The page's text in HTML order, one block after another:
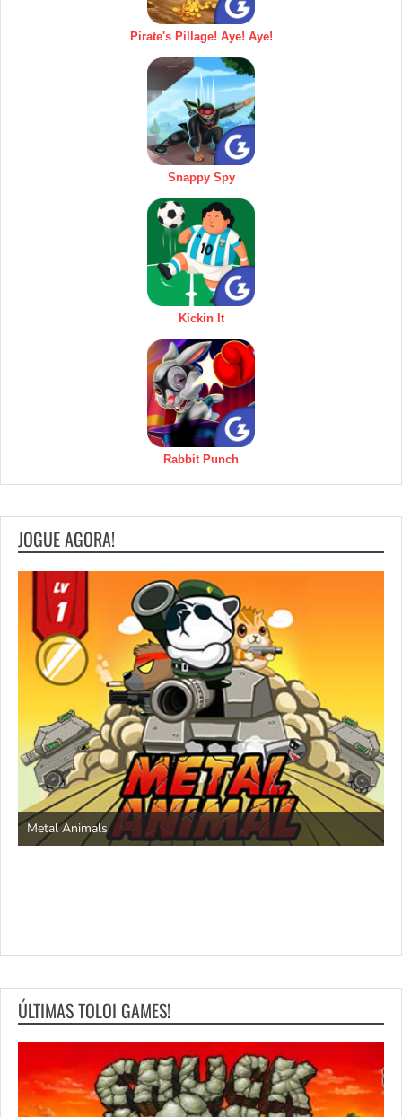
Pirate's Pillage! Aye! Aye!
Snappy Spy
Kickin It
Rabbit Punch
JOGUE AGORA!
Metal Animals
ÚLTIMAS TOLOI GAMES!